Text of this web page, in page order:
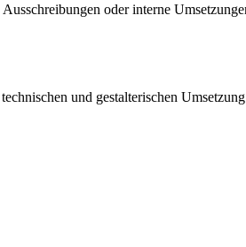
oder interne
und gestalterischen